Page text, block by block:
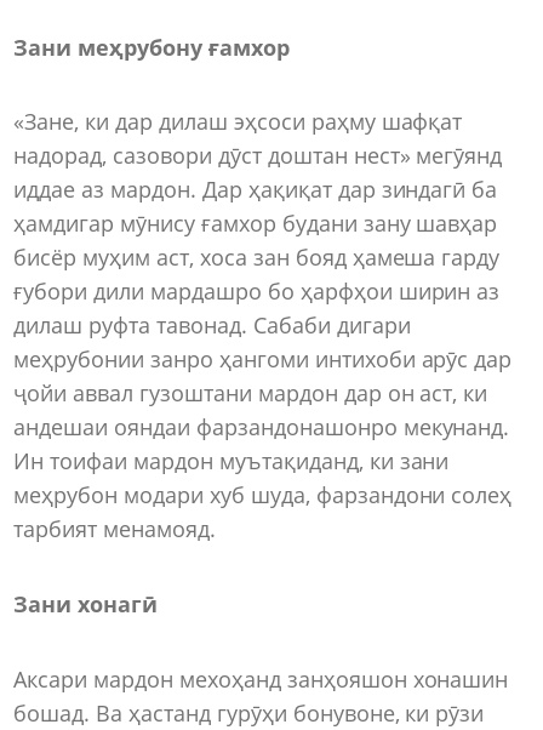
Зани меҳрубону ғамхор
«Зане, ки дар дилаш эҳсоси раҳму шафқат
надорад, сазовори дӯст доштан нест» мегӯянд
иддае аз мардон. Дар ҳақиқат дар зиндагӣ ба
ҳамдигар мӯнису ғамхор будани зану шавҳар
бисёр муҳим аст, хоса зан бояд ҳамеша гарду
ғубори дили мардашро бо ҳарфҳои ширин аз
дилаш руфта тавонад. Сабаби дигари
меҳрубонии занро ҳангоми интихоби арӯс дар
ҷойи аввал гузоштани мардон дар он аст, ки
андешаи ояндаи фарзандонашонро мекунанд.
Ин тоифаи мардон муътақиданд, ки зани
меҳрубон модари хуб шуда, фарзандони солеҳ
тарбият менамояд.
Зани хонагӣ
Аксари мардон мехоҳанд занҳояшон хонашин
бошад. Ва ҳастанд гурӯҳи бонувоне, ки рӯзи